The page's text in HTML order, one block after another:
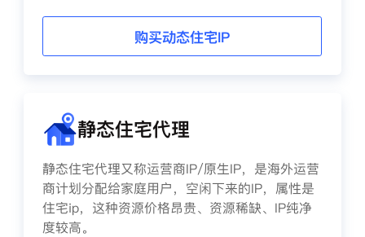
购买动态住宅IP
静态住宅代理
静态住宅代理又称运营商IP/原生IP，是海外运营
商计划分配给家庭用户，空闲下来的IP，属性是
住宅ip，这种资源价格昂贵、资源稀缺、IP纯净
度较高。